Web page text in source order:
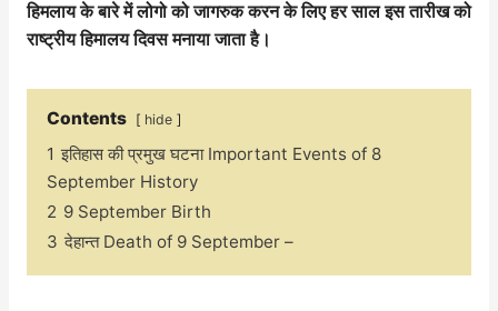
हिमलाय के बारे में लोगो को जागरुक करन के लिए हर साल इस तारीख को
राष्ट्रीय हिमालय दिवस मनाया जाता है।
Contents hide
1 इतिहास की प्रमुख घटना Important Events of 8
September History
2 9 September Birth
3 देहान्त Death of 9 September –